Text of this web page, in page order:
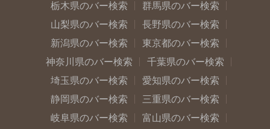
栃木県のバー検索
群馬県のバー検索
山梨県のバー検索
長野県のバー検索
新潟県のバー検索
東京都のバー検索
神奈川県のバー検索
千葉県のバー検索
埼玉県のバー検索
愛知県のバー検索
静岡県のバー検索
三重県のバー検索
岐阜県のバー検索
富山県のバー検索